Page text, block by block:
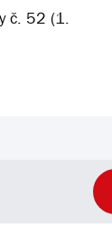
č. 52 (1.